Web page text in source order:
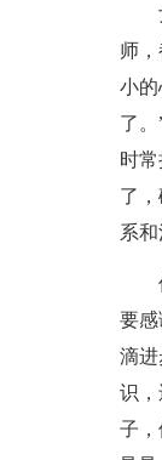
师
小
了
时
了
系和
要
滴
识
子，